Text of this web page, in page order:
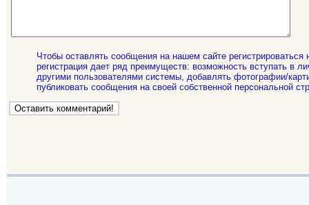
Чтобы оставлять сообщения на нашем сайте регистрироваться
регистрация дает ряд преимуществ: возможность вступать в
другими пользователями системы, добавлять фотографии/
публиковать сообщения на своей собственной персональной